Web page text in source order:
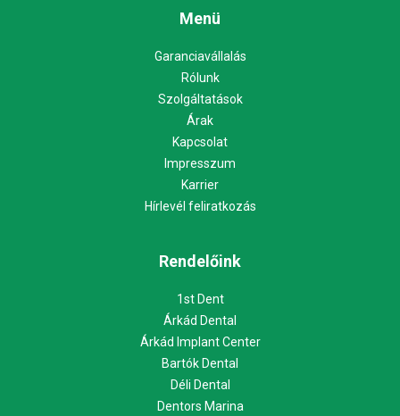
Menü
Garanciavállalás
Rólunk
Szolgáltatások
Árak
Kapcsolat
Impresszum
Karrier
Hírlevél feliratkozás
Rendelőink
1st Dent
Árkád Dental
Árkád Implant Center
Bartók Dental
Déli Dental
Dentors Marina